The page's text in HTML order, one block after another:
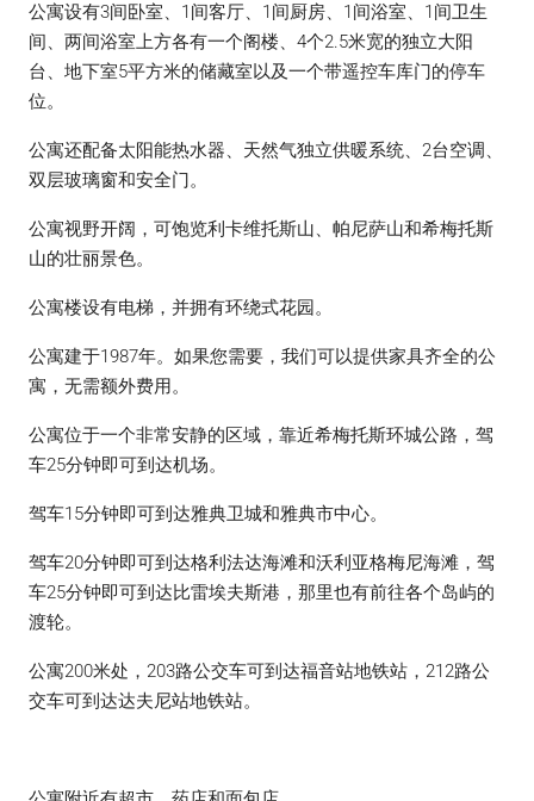
公寓设有3间卧室、1间客厅、1间厨房、1间浴室、1间卫生
间、两间浴室上方各有一个阁楼、4个2.5米宽的独立大阳
台、地下室5平方米的储藏室以及一个带遥控车库门的停车
位。
公寓还配备太阳能热水器、天然气独立供暖系统、2台空调、
双层玻璃窗和安全门。
公寓视野开阔，可饱览利卡维托斯山、帕尼萨山和希梅托斯
山的壮丽景色。
公寓楼设有电梯，并拥有环绕式花园。
公寓建于1987年。如果您需要，我们可以提供家具齐全的公
寓，无需额外费用。
公寓位于一个非常安静的区域，靠近希梅托斯环城公路，驾
车25分钟即可到达机场。
驾车15分钟即可到达雅典卫城和雅典市中心。
驾车20分钟即可到达格利法达海滩和沃利亚格梅尼海滩，驾
车25分钟即可到达比雷埃夫斯港，那里也有前往各个岛屿的
渡轮。
公寓200米处，203路公交车可到达福音站地铁站，212路公
交车可到达达夫尼站地铁站。